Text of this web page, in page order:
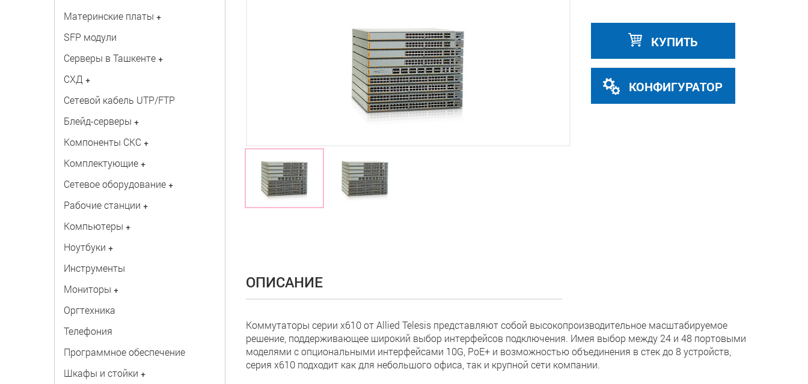
Материнские платы +
SFP модули
Серверы в Ташкенте +
СХД +
Сетевой кабель UTP/FTP
Блейд-серверы +
Компоненты СКС +
Комплектующие +
Сетевое оборудование +
Рабочие станции +
Компьютеры +
Ноутбуки +
Инструменты
Мониторы +
Оргтехника
Телефония
Программное обеспечение
Шкафы и стойки +
КУПИТЬ
КОНФИГУРАТОР
ОПИСАНИЕ
Коммутаторы серии x610 от Allied Telesis представляют собой высокопроизводительное масштабируемое
решение, поддерживающее широкий выбор интерфейсов подключения. Имея выбор между 24 и 48 портовыми
моделями с опциональными интерфейсами 10G, PoE+ и возможностью объединения в стек до 8 устройств,
серия x610 подходит как для небольшого офиса, так и крупной сети компании.